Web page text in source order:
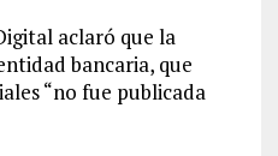
aclaró que la
bancaria, que
“no fue publicada